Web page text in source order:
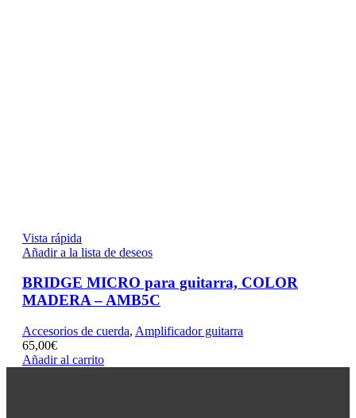
Vista rápida
Añadir a la lista de deseos
BRIDGE MICRO para guitarra, COLOR
MADERA – AMB5C
Accesorios de cuerda, Amplificador guitarra
65,00€
Añadir al carrito